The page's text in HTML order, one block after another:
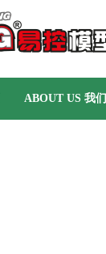
ABOUT US 我们